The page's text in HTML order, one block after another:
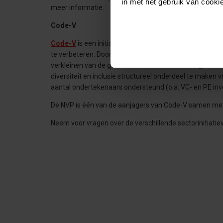
in met het gebruik van
meer informatie.
Code-V
Code-V is een initiatief dat zich richt op vrouwelijke
te verbeteren. Door middel van data-onderzoek,
verkleinen van de genderkloof in het
diversiteit en inclusie structureel onderdeel te maken
aantal ondertekenaars ondersteund (o.a. VC- en PE
De NVP is één van de aanjagers van Code-V samen
Neem voor vragen over de verschillende